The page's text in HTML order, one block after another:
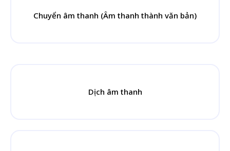
Chuyển âm thanh (Âm thanh thành văn bản)
Dịch âm thanh